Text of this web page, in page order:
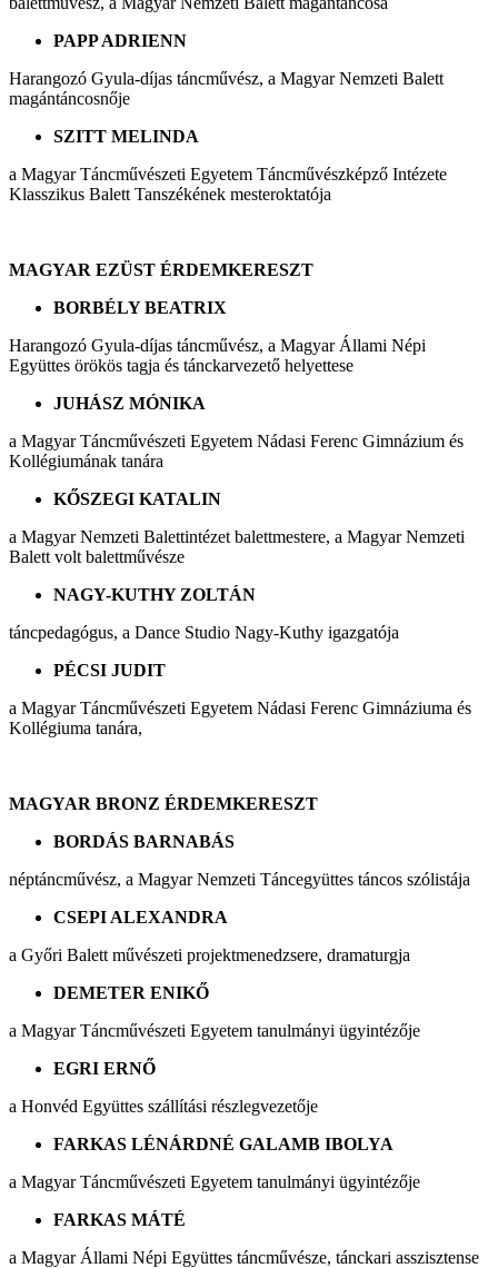
PAPP ADRIENN
Harangozó Gyula-díjas táncművész, a Magyar Nemzeti Balett
magántáncosnője
SZITT MELINDA
a Magyar Táncművészeti Egyetem Táncművészképző Intézete
Klasszikus Balett Tanszékének mesteroktatója
MAGYAR EZÜST ÉRDEMKERESZT
BORBÉLY BEATRIX
Harangozó Gyula-díjas táncművész, a Magyar Állami Népi
Együttes örökös tagja és tánckarvezető helyettese
JUHÁSZ MÓNIKA
a Magyar Táncművészeti Egyetem Nádasi Ferenc Gimnázium és
Kollégiumának tanára
KŐSZEGI KATALIN
a Magyar Nemzeti Balettintézet balettmestere, a Magyar Nemzeti
Balett volt balettművésze
NAGY-KUTHY ZOLTÁN
táncpedagógus, a Dance Studio Nagy-Kuthy igazgatója
PÉCSI JUDIT
a Magyar Táncművészeti Egyetem Nádasi Ferenc Gimnáziuma és
Kollégiuma tanára,
MAGYAR BRONZ ÉRDEMKERESZT
BORDÁS BARNABÁS
néptáncművész, a Magyar Nemzeti Táncegyüttes táncos szólistája
CSEPI ALEXANDRA
a Győri Balett művészeti projektmenedzsere, dramaturgja
DEMETER ENIKŐ
a Magyar Táncművészeti Egyetem tanulmányi ügyintézője
EGRI ERNŐ
a Honvéd Együttes szállítási részlegvezetője
FARKAS LÉNÁRDNÉ GALAMB IBOLYA
a Magyar Táncművészeti Egyetem tanulmányi ügyintézője
FARKAS MÁTÉ
a Magyar Állami Népi Együttes táncművésze, tánckari asszisztense